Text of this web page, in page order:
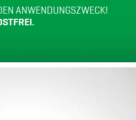
ANWENDUNGSZWECK!